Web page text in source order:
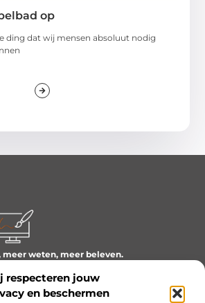
respecteren jouw
en beschermen
op
ding dat wij mensen absoluut nodig
meer weten, meer beleven.
leven boeiend maakt.